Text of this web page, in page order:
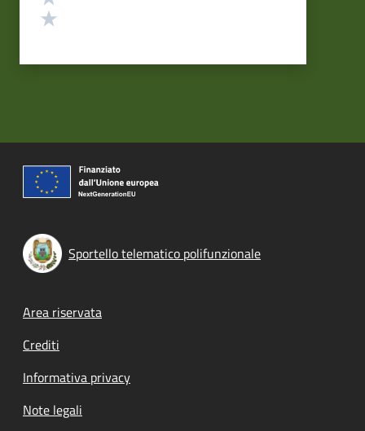
Sportello telematico polifunzionale
Footer menu
Area riservata
Crediti
Informativa privacy
Note legali